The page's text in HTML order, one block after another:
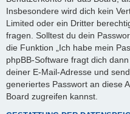
Insbesondere wird dich kein
Limited oder ein Dritter
fragen. Solltest du dein
die Funktion „Ich habe mein
phpBB-Software fragt dich
deiner E-Mail-Adresse und
generiertes Passwort an diese
Board zugreifen kannst.